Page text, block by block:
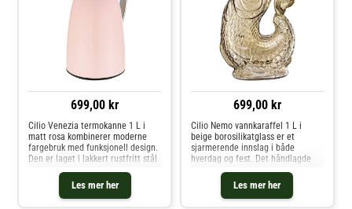
699,00 kr
Les mer her
Cilio Venezia termokanne 1 L i
matt rosa kombinerer moderne
fargebruk med funksjonell design.
Den er laget i lakkert rustfritt stål
som holder drikker varme i opptil
12 timer og kalde i opptil 24 timer
– ideell til båd
699,00 kr
Les mer her
Cilio Nemo vannkaraffel 1 L i
beige borosilikatglass er et
sjarmerende innslag i både
hverdag og fest. Det håndlagde
og et karakteristisk fiskestjertgrep
som gir både stil og godt grep.
Den brede åpningen gjør det enke